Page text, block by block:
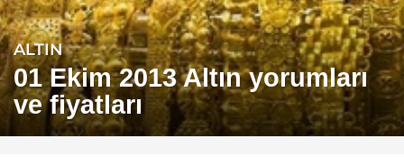
1
3
y
ı
l
ALTIN
01 Ekim 2013 Altın yorumları
ve fiyatları